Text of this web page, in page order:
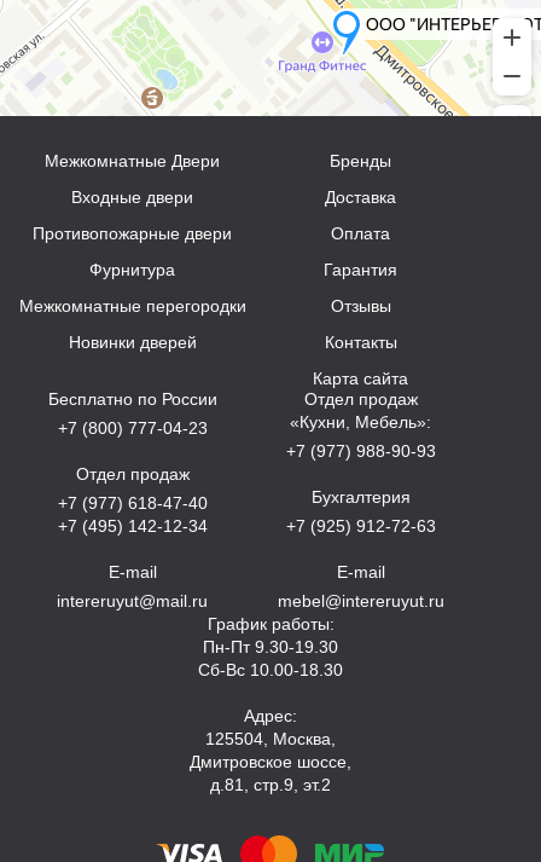
Межкомнатные Двери
Входные двери
Противопожарные двери
Фурнитура
Межкомнатные перегородки
Новинки дверей
Бренды
Доставка
Оплата
Гарантия
Отзывы
Контакты
Карта сайта
Бесплатно по России
+7 (800) 777-04-23
Отдел продаж
+7 (977) 618-47-40
+7 (495) 142-12-34
E-mail
intereruyut@mail.ru
Отдел продаж
«Кухни, Мебель»:
+7 (977) 988-90-93
Бухгалтерия
+7 (925) 912-72-63
E-mail
mebel@intereruyut.ru
График работы:
Пн-Пт 9.30-19.30
Сб-Вс 10.00-18.30
Адрес:
125504, Москва,
Дмитровское шоссе,
д.81, стр.9, эт.2